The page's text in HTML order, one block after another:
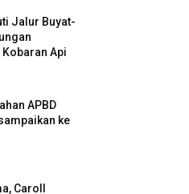
Jalur Buyat-
Api
APBD
ke
Caroll